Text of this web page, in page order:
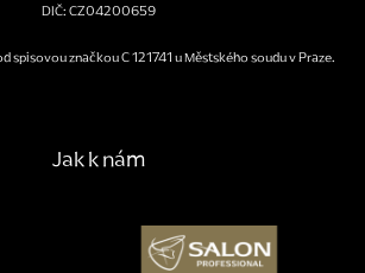
DIČ: CZ04200659
spisovou značkou C 121741 u Městského soudu v Praze.
Jak k nám